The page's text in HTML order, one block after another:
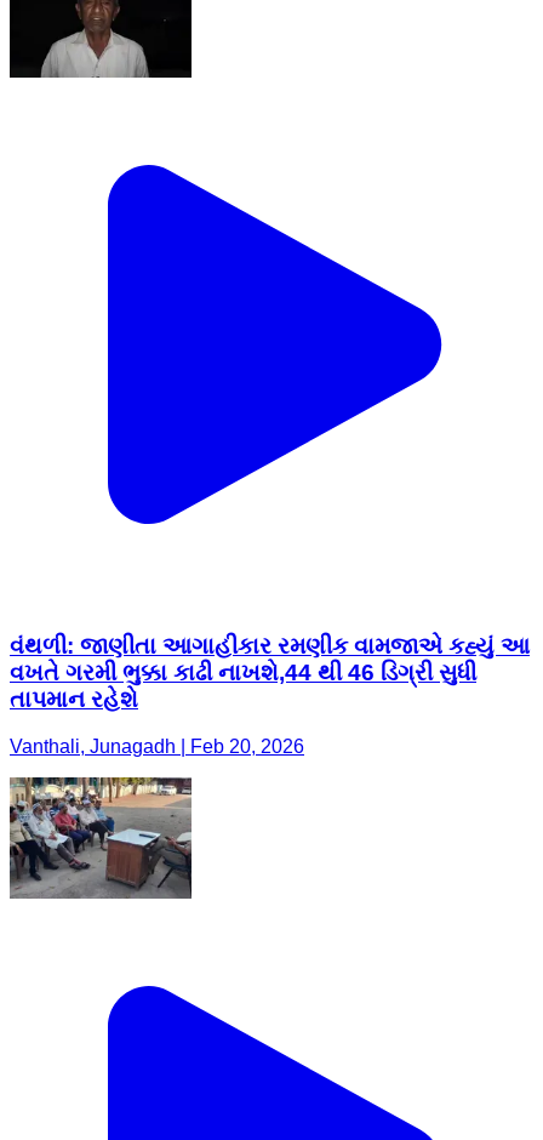
વંથળી: જાણીતા આગાહીકાર રમણીક વામજાએ કહ્યું આ
વખતે ગરમી ભુક્કા કાઢી નાખશે,44 થી 46 ડિગ્રી સુધી
તાપમાન રહેશે
Vanthali, Junagadh | Feb 20, 2026